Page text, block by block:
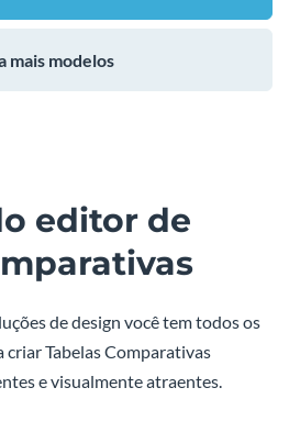
mais modelos
editor de
de design você tem todos os
criar Tabelas Comparativas
e visualmente atraentes.